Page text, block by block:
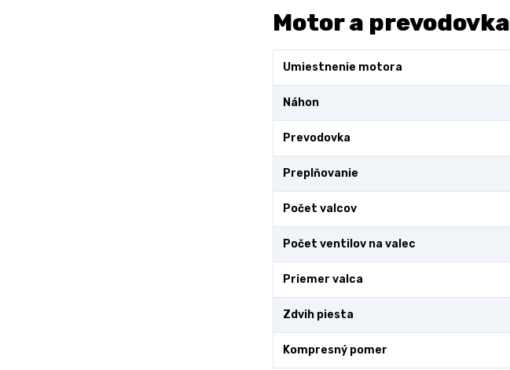
Motor a prevodovka
Umiestnenie motora
Náhon
Prevodovka
Preplňovanie
Počet valcov
Počet ventilov na valec
Priemer valca
Zdvih piesta
Kompresný pomer